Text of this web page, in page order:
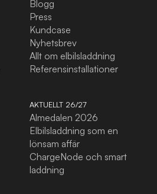
Blogg
Press
Kundcase
Nyhetsbrev
Allt om elbilsladdning
Referensinstallationer
AKTUELLT 26/27
Almedalen 2026
Elbilsladdning som en
lönsam affär
ChargeNode och smart
laddning